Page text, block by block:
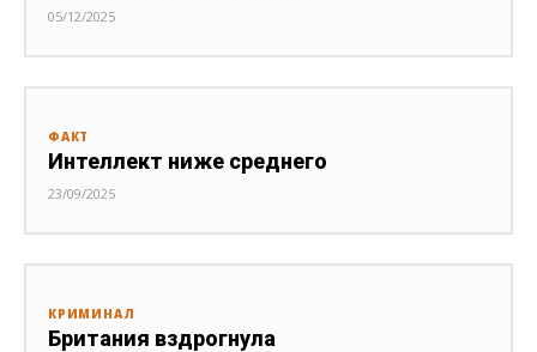
05/12/2025
ФАКТ
Интеллект ниже среднего
23/09/2025
КРИМИНАЛ
Британия вздрогнула